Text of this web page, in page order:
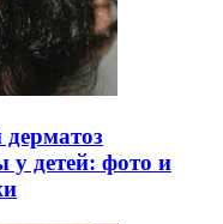
у детей: фото и